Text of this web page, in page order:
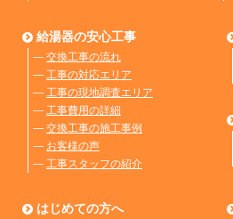
給湯器の安心工事
― 交換工事の流れ
― 工事の対応エリア
― 工事の現地調査エリア
― 工事費用の詳細
― 交換工事の施工事例
― お客様の声
― 工事スタッフの紹介
はじめての方へ